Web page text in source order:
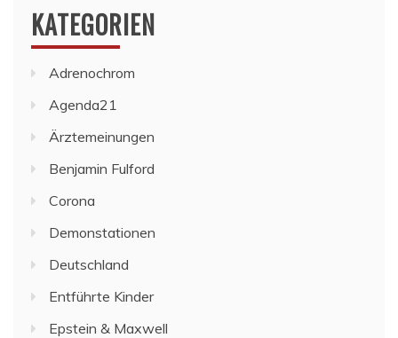
KATEGORIEN
Adrenochrom
Agenda21
Ärztemeinungen
Benjamin Fulford
Corona
Demonstationen
Deutschland
Entführte Kinder
Epstein & Maxwell